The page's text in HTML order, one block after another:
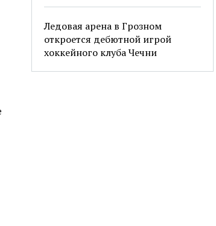
Ледовая арена в Грозном
откроется дебютной игрой
хоккейного клуба Чечни